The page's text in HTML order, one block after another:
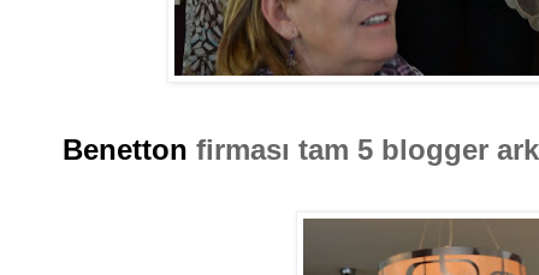
Benetton firması tam 5 blogger